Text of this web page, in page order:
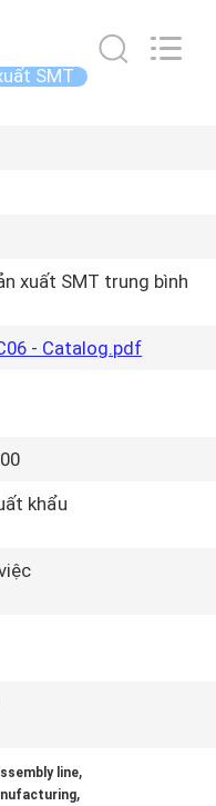
SMT
xuất SMT trung bình
- Catalog.pdf
khẩu
line,
,